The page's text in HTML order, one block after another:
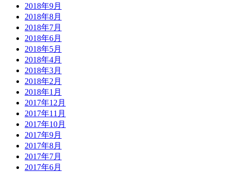
2018年9月
2018年8月
2018年7月
2018年6月
2018年5月
2018年4月
2018年3月
2018年2月
2018年1月
2017年12月
2017年11月
2017年10月
2017年9月
2017年8月
2017年7月
2017年6月